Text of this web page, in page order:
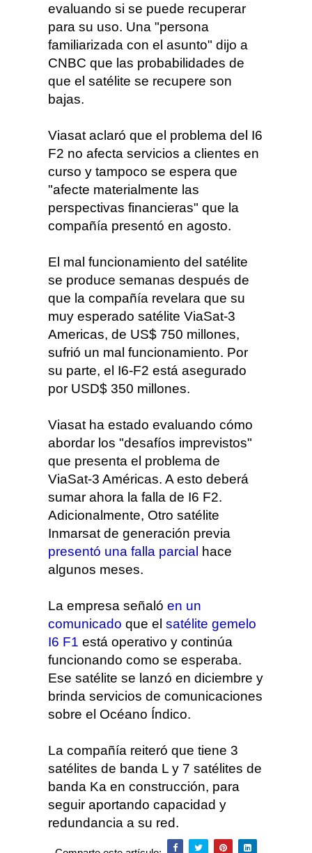
evaluando si se puede recuperar
para su uso. Una "persona
familiarizada con el asunto" dijo a
CNBC que las probabilidades de
que el satélite se recupere son
bajas.
Viasat aclaró que el problema del I6
F2 no afecta servicios a clientes en
curso y tampoco se espera que
"afecte materialmente las
perspectivas financieras" que la
compañía presentó en agosto.
El mal funcionamiento del satélite
se produce semanas después de
que la compañía revelara que su
muy esperado satélite ViaSat-3
Americas, de US$ 750 millones,
sufrió un mal funcionamiento. Por
su parte, el I6-F2 está asegurado
por USD$ 350 millones.
Viasat ha estado evaluando cómo
abordar los "desafíos imprevistos"
que presenta el problema de
ViaSat-3 Américas. A esto deberá
sumar ahora la falla de I6 F2.
Adicionalmente, Otro satélite
Inmarsat de generación previa
presentó una falla parcial
hace
algunos meses.
La empresa señalóen un
comunicado que elsatélite gemelo
I6 F1 está operativo y continúa
funcionando como se esperaba.
Ese satélite se lanzó en diciembre y
brinda servicios de comunicaciones
sobre el Océano Índico.
La compañía reiteró que tiene 3
satélites de banda L y 7 satélites de
banda Ka en construcción, para
seguir aportando capacidad y
redundancia a su red.